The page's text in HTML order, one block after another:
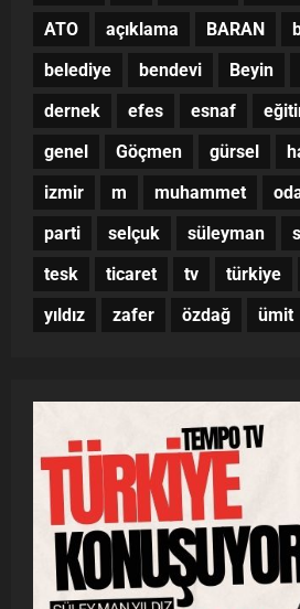
ATO
açıklama BARAN
belediye
bendevi Beyin
dernek
efes esnaf
genel
Göçmen gürsel
izmir
m muhammet
parti
selçuk süleyman
tesk
ticaret tv türkiye
yıldız
zafer özdağ ümit